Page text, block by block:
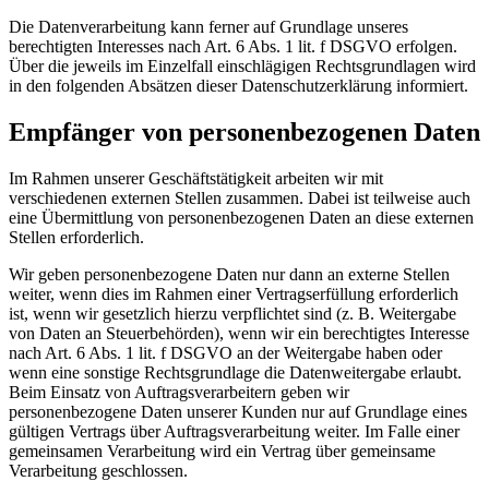
Die Datenverarbeitung kann ferner auf Grundlage unseres
berechtigten Interesses nach Art. 6 Abs. 1 lit. f DSGVO erfolgen.
Über die jeweils im Einzelfall einschlägigen Rechtsgrundlagen wird
in den folgenden Absätzen dieser Datenschutzerklärung informiert.
Empfänger von personenbezogenen Daten
Im Rahmen unserer Geschäftstätigkeit arbeiten wir mit
verschiedenen externen Stellen zusammen. Dabei ist teilweise auch
eine Übermittlung von personenbezogenen Daten an diese externen
Stellen erforderlich.
Wir geben personenbezogene Daten nur dann an externe Stellen
weiter, wenn dies im Rahmen einer Vertragserfüllung erforderlich
ist, wenn wir gesetzlich hierzu verpflichtet sind (z. B. Weitergabe
von Daten an Steuerbehörden), wenn wir ein berechtigtes Interesse
nach Art. 6 Abs. 1 lit. f DSGVO an der Weitergabe haben oder
wenn eine sonstige Rechtsgrundlage die Datenweitergabe erlaubt.
Beim Einsatz von Auftragsverarbeitern geben wir
personenbezogene Daten unserer Kunden nur auf Grundlage eines
gültigen Vertrags über Auftragsverarbeitung weiter. Im Falle einer
gemeinsamen Verarbeitung wird ein Vertrag über gemeinsame
Verarbeitung geschlossen.